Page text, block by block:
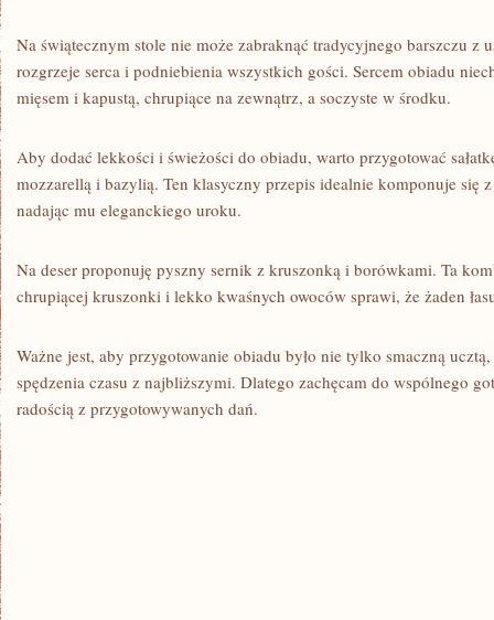
Na świątecznym stole nie może zabraknąć‌ tradycyjnego barszczu z
rozgrzeje⁣ serca⁢ i podniebienia⁢ wszystkich gości.⁣ Sercem‌ obiadu
mięsem‍ i‌ kapustą, chrupiące ​na⁣ zewnątrz, a soczyste w środku.
Aby dodać lekkości i świeżości do obiadu, ⁣warto przygotować‍
mozzarellą i bazylią.⁢ Ten klasyczny ⁣przepis idealnie komponuje się
nadając mu ⁢eleganckiego uroku.
Na‌ deser proponuję pyszny sernik z kruszonką i⁣ borówkami. Ta
⁢chrupiącej kruszonki i⁣ lekko ⁢kwaśnych owoców‌ sprawi, że żaden
Ważne jest, aby przygotowanie obiadu było nie tylko⁤ smaczną
spędzenia czasu z najbliższymi. Dlatego zachęcam do‍ wspólnego
radością ‌z⁢ przygotowywanych dań.